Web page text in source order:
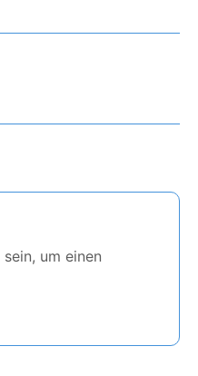
sein, um einen